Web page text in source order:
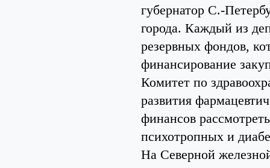
губернатор С.-
города. Каждый из
резервных фондов,
финансирование
Комитет по
развития
финансов
психотропных и
На Северной